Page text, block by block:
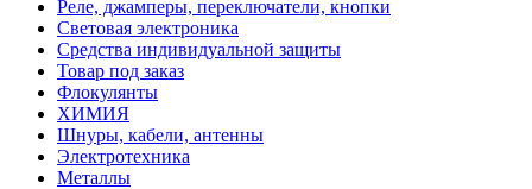
Реле, джамперы, переключатели, кнопки
Световая электроника
Средства индивидуальной защиты
Товар под заказ
Флокулянты
ХИМИЯ
Шнуры, кабели, антенны
Электротехника
Металлы